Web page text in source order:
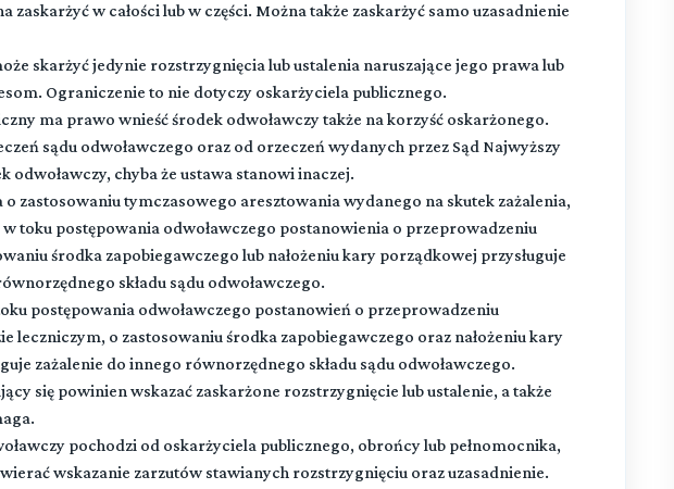
zaskarżyć w całości lub w części. Można także zaskarżyć samo uzasadnienie
skarżyć jedynie rozstrzygnięcia lub ustalenia naruszające jego prawa lub
Ograniczenie to nie dotyczy oskarżyciela publicznego.
ma prawo wnieść środek odwoławczy także na korzyść oskarżonego.
sądu odwoławczego oraz od orzeczeń wydanych przez Sąd Najwyższy
odwoławczy, chyba że ustawa stanowi inaczej.
o zastosowaniu tymczasowego aresztowania wydanego na skutek zażalenia,
w toku postępowania odwoławczego postanowienia o przeprowadzeniu
środka zapobiegawczego lub nałożeniu kary porządkowej przysługuje
składu sądu odwoławczego.
postępowania odwoławczego postanowień o przeprowadzeniu
leczniczym, o zastosowaniu środka zapobiegawczego oraz nałożeniu kary
zażalenie do innego równorzędnego składu sądu odwoławczego.
się powinien wskazać zaskarżone rozstrzygnięcie lub ustalenie, a także
pochodzi od oskarżyciela publicznego, obrońcy lub pełnomocnika,
wskazanie zarzutów stawianych rozstrzygnięciu oraz uzasadnienie.